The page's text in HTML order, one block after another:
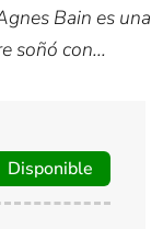
Bain es una
soñó con...
Disponible